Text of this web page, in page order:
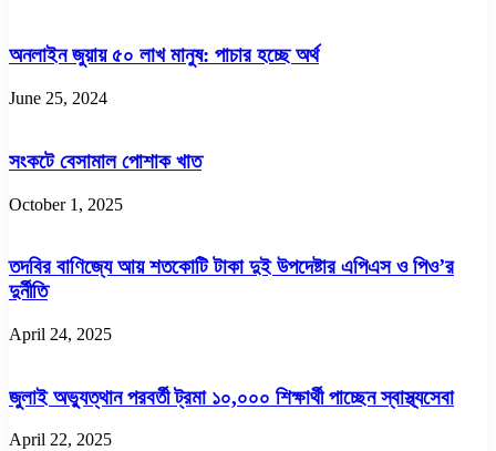
অনলাইন জুয়ায় ৫০ লাখ মানুষ: পাচার হচ্ছে অর্থ
June 25, 2024
সংকটে বেসামাল পোশাক খাত
October 1, 2025
তদবির বাণিজ্যে আয় শতকোটি টাকা দুই উপদেষ্টার এপিএস ও পিও’র
দুর্নীতি
April 24, 2025
জুলাই অভ্যুত্থান পরবর্তী ট্রমা ১০,০০০ শিক্ষার্থী পাচ্ছেন স্বাস্থ্যসেবা
April 22, 2025